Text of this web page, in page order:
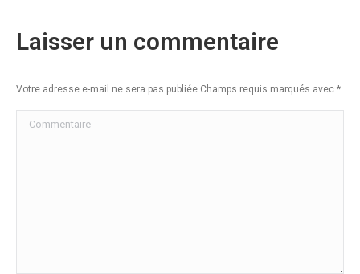
Laisser un commentaire
Votre adresse e-mail ne sera pas publiée Champs requis marqués avec *
Commentaire